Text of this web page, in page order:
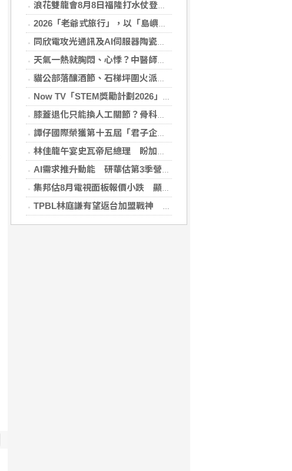
浪花雙龍會8月8日福隆打水仗登場 尚有免費名額快報名，還可抽住宿券！
2026「老爺式旅行」，以「島嶼的弦外之音」為題 帶旅人開箱歌劇院後台、探訪地下舞廳年代及體驗民歌
同欣電攻光通訊及AI伺服器陶瓷基板 明年業績看佳
天氣一熱就胸悶、心悸？中醫師提醒：高溫讓心臟負擔大增，別輕忽身體警訊
貓公部落釀酒節、石梯坪圍火派對 分別在中秋與國慶連假登場
Now TV「STEM獎勵計劃2026」正式開始｜獲長隆度假區全力支持 推出《主題樂園有趣科學大探索》第二季及「長隆小科學家大獎」
膝蓋退化只能換人工關節？骨科醫師解析「退化性關節炎」治療評估
譚仔國際榮獲第十五屆「君子企業獎」 卓越ESG及營商表現備受肯定
林佳龍午宴史瓦帝尼總理 盼加強各領域雙邊合作
AI需求推升動能 研華估第3季營收雙增、毛利率持穩
集邦估8月電視面板報價小跌 顯示器及NB面板持平
TPBL林庭謙有望返台加盟戰神 陳冠全笑稱不是AI嗎